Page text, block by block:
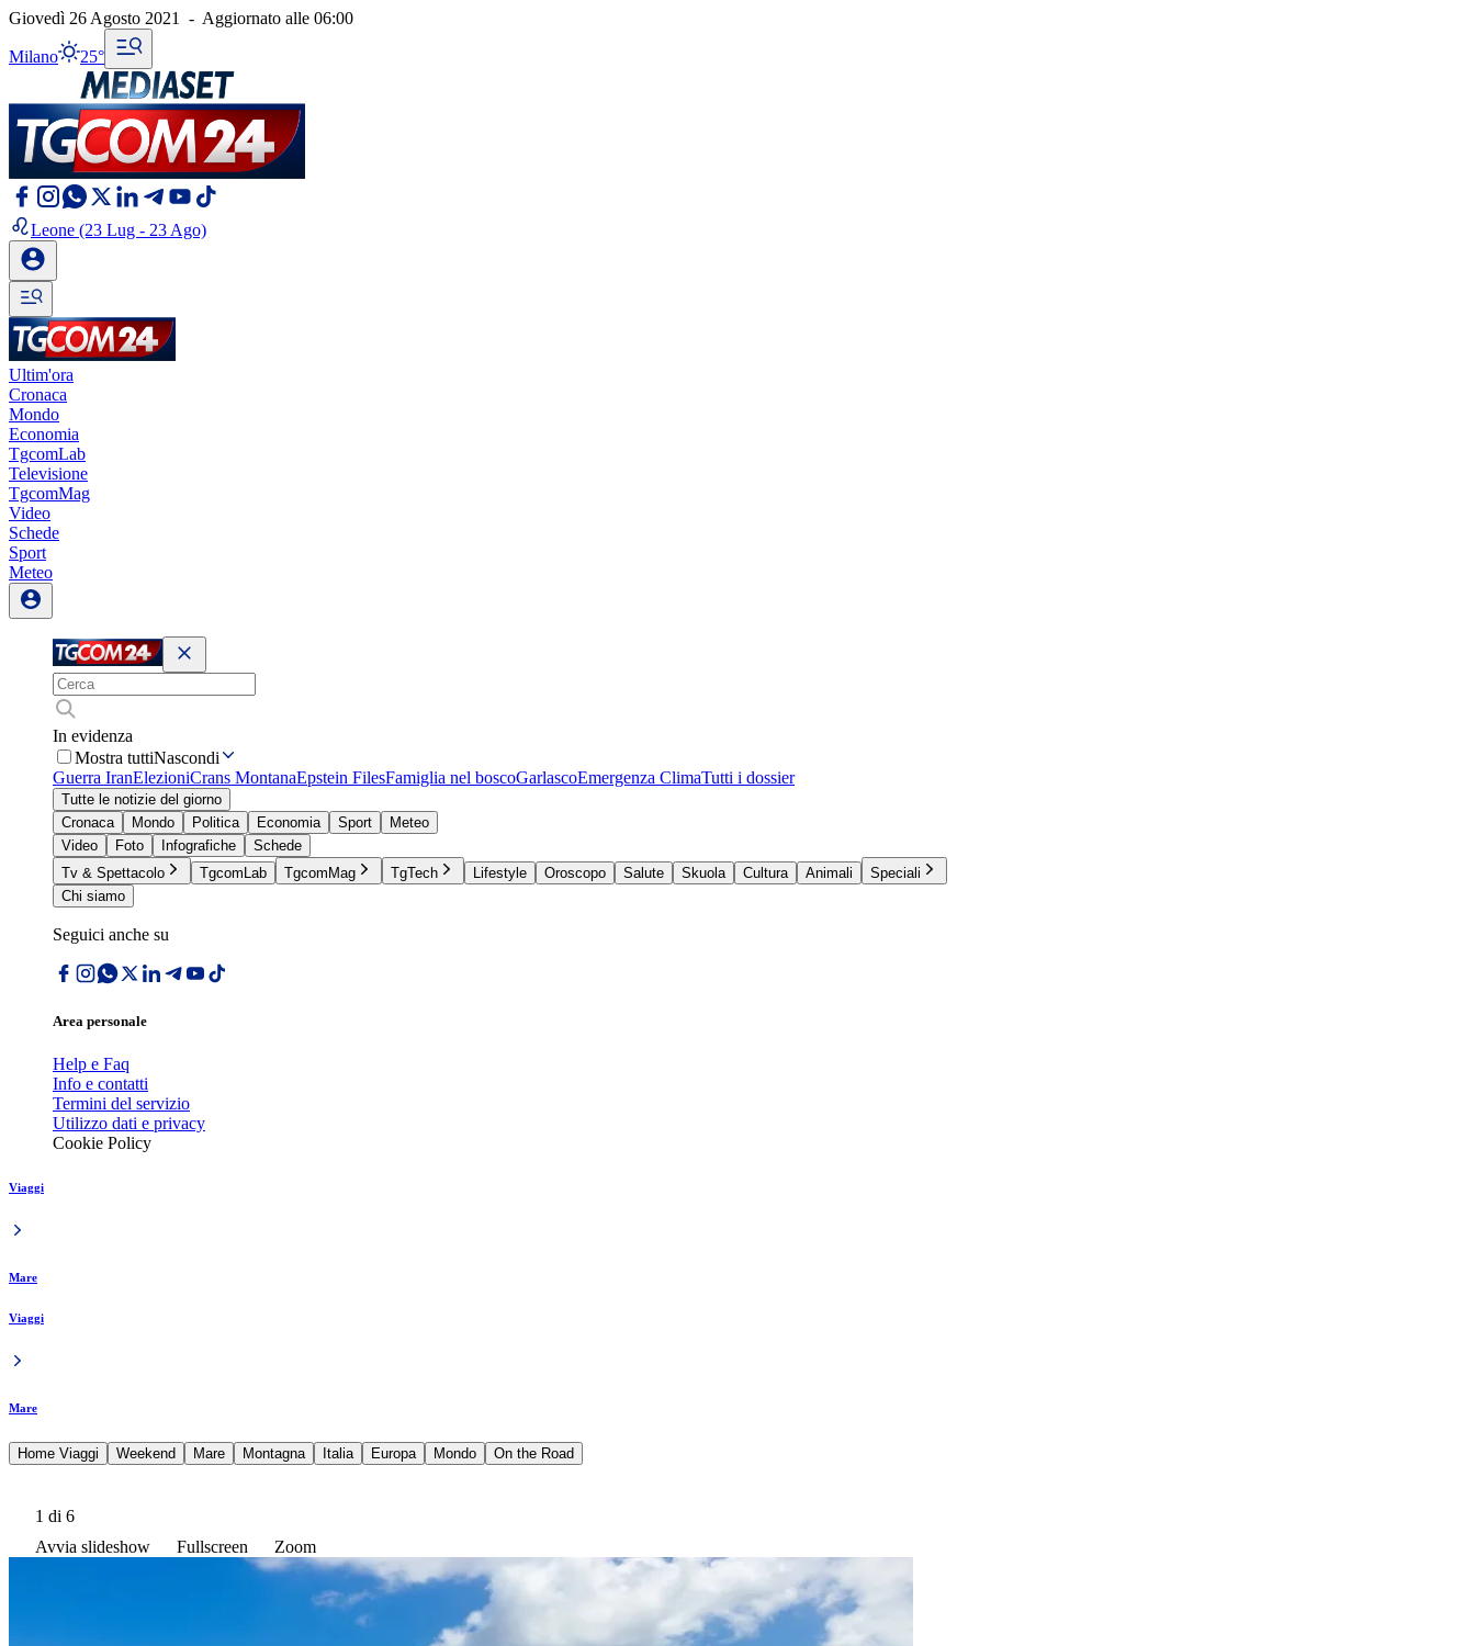
Giovedì 26 Agosto 2021 - Aggiornato alle 06:00
Milano 25°
Leone (23 Lug - 23 Ago)
Ultim'ora
Cronaca
Mondo
Economia
TgcomLab
Televisione
TgcomMag
Video
Schede
Sport
Meteo
In evidenza
Mostra tuttiNascondi
Guerra IranElezioniCrans MontanaEpstein FilesFamiglia nel boscoGarlascoEmergenza ClimaTutti i dossier
Tutte le notizie del giorno
Cronaca
Mondo Politica Economia Sport
Meteo
Video
Foto Infografiche
Schede
Tv & Spettacolo
TgcomLab TgcomMag TgTech Lifestyle Oroscopo Salute Skuola Cultura Animali
Speciali
Chi siamo
Seguici anche su
Area personale
Help e Faq
Info e contatti
Termini del servizio
Utilizzo dati e privacy
Cookie Policy
Viaggi
Mare
Viaggi
Mare
Home Viaggi Weekend Mare Montagna Italia Europa Mondo On the Road
1 di 6
Avvia slideshow
Fullscreen Zoom